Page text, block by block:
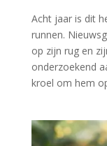
Acht jaar is dit
runnen.
op zijn rug en
onderzoekend
kroel om hem